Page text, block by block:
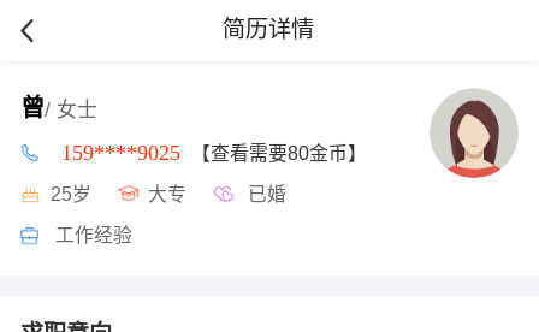
简历详情
曾/ 女士
159****9025 【查看需要80金币】
25岁 大专 已婚
工作经验